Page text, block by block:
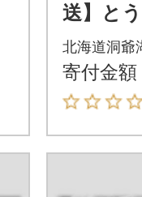
送】と
具
箱
北海道洞爺
寄付金額